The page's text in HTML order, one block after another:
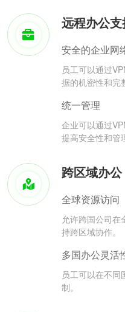
远程办公
安全的企业网
员工可以通过
据的机密性和完
统一管理
企业可以通过
提高安全性和管
跨区域办公
全球资源访问
允许跨国公司在
持跨区域协作。
多国办公灵活
员工可以在不同
制。